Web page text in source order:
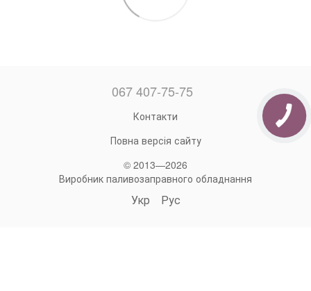
067 407-75-75
Контакти
Повна версія сайту
© 2013—2026
Виробник паливозаправного обладнання
Укр Рус